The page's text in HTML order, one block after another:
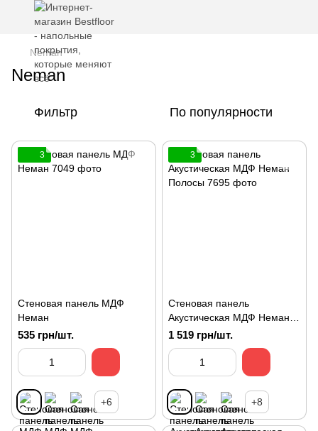
Neman
Neman
Фильтр По популярности
3
Стеновая панель МДФ
Неман
535 грн/шт.
+6
3
Стеновая панель
Акустическая МДФ Неман
Полосы
1 519 грн/шт.
+8